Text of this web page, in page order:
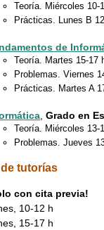
Teoría. Miércoles 10-
Prácticas. Lunes B
de
Teoría. Martes 15-17
Problemas. Viernes
Prácticas. Martes A
,Grado en
Teoría. Miércoles 13-
Problemas. Jueves
tutorías
con cita previa!
10-12 h
15-17 h